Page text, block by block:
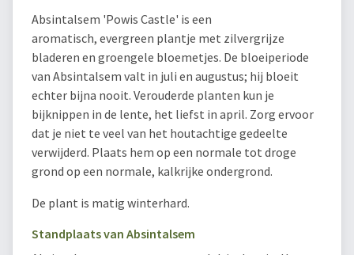
Absintalsem 'Powis Castle' is een
aromatisch, evergreen plantje met zilvergrijze
bladeren en groengele bloemetjes. De bloeiperiode
van Absintalsem valt in juli en augustus; hij bloeit
echter bijna nooit. Verouderde planten kun je
bijknippen in de lente, het liefst in april. Zorg ervoor
dat je niet te veel van het houtachtige gedeelte
verwijderd. Plaats hem op een normale tot droge
grond op een normale, kalkrijke ondergrond.
De plant is matig winterhard.
Standplaats van Absintalsem